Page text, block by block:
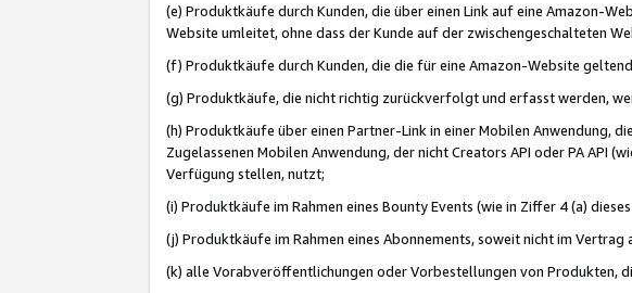
(e) Produktkäufe durch Kunden, die über einen Link auf eine Amazon-
Website umleitet, ohne dass der Kunde auf der zwischengeschalteten
(f) Produktkäufe durch Kunden, die die für eine Amazon-Website
(g) Produktkäufe, die nicht richtig zurückverfolgt und erfasst werden,
(h) Produktkäufe über einen Partner-Link in einer Mobilen Anwendung,
Zugelassenen Mobilen Anwendung, der nicht Creators API oder PA API
Verfügung stellen, nutzt;
(i) Produktkäufe im Rahmen eines Bounty Events (wie in Ziffer 4 (a)
(j) Produktkäufe im Rahmen eines Abonnements, soweit nicht im Vertrag
(k) alle Vorabveröffentlichungen oder Vorbestellungen von Produkten,